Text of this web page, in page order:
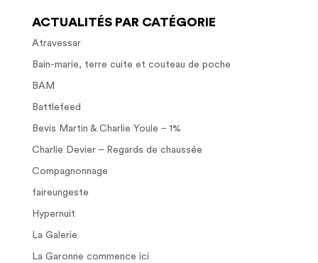
ACTUALITÉS PAR CATÉGORIE
Atravessar
Bain-marie, terre cuite et couteau de poche
BAM
Battlefeed
Bevis Martin & Charlie Youle – 1%
Charlie Devier – Regards de chaussée
Compagnonnage
faireungeste
Hypernuit
La Galerie
La Garonne commence ici